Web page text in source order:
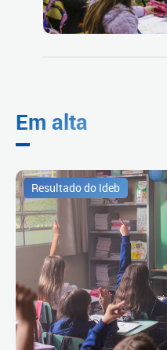
Em alta
Resultado do Ideb